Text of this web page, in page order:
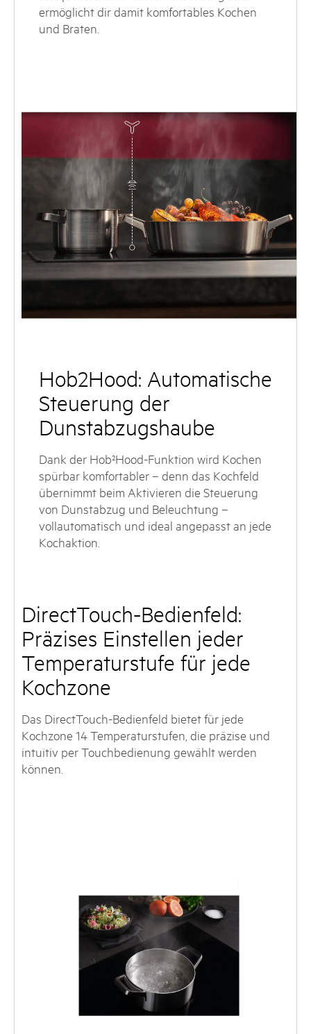
ermöglicht dir damit komfortables Kochen
und Braten.
Hob2Hood: Automatische
Steuerung der
Dunstabzugshaube
Dank der Hob²Hood-Funktion wird Kochen
spürbar komfortabler – denn das Kochfeld
übernimmt beim Aktivieren die Steuerung
von Dunstabzug und Beleuchtung –
vollautomatisch und ideal angepasst an jede
Kochaktion.
DirectTouch-Bedienfeld:
Präzises Einstellen jeder
Temperaturstufe für jede
Kochzone
Das DirectTouch-Bedienfeld bietet für jede
Kochzone 14 Temperaturstufen, die präzise und
intuitiv per Touchbedienung gewählt werden
können.